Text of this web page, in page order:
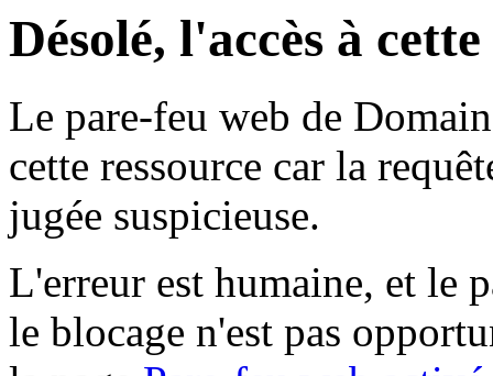
Désolé, l'accès à
Le pare-feu web de
cette ressource car la
jugée suspicieuse.
L'erreur est humaine, et le
le blocage n'est pas